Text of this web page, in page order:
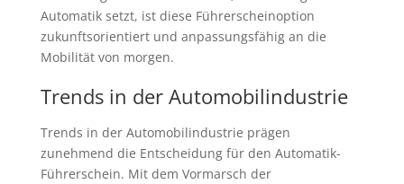
Automatik setzt, ist diese Führerscheinoption
zukunftsorientiert und anpassungsfähig an die
Mobilität von morgen.
Trends in der Automobilindustrie
Trends in der Automobilindustrie prägen
zunehmend die Entscheidung für den Automatik-
Führerschein. Mit dem Vormarsch der